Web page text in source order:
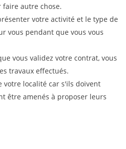
autre chose.
votre activité et le type de
vous pendant que vous vous
vous validez votre contrat, vous
travaux effectués.
votre localité car s'ils doivent
être amenés à proposer leurs